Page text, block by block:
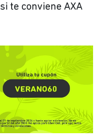
te conviene AXA